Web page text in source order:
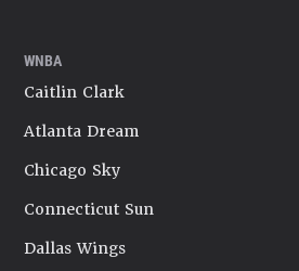
WNBA
Caitlin Clark
Atlanta Dream
Chicago Sky
Connecticut Sun
Dallas Wings